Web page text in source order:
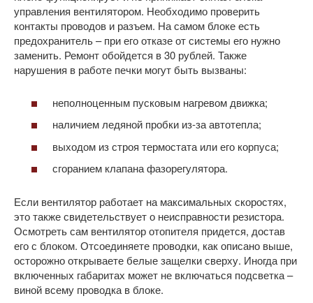
управления вентилятором. Необходимо проверить
контакты проводов и разъем. На самом блоке есть
предохранитель – при его отказе от системы его нужно
заменить. Ремонт обойдется в 30 рублей. Также
нарушения в работе печки могут быть вызваны:
неполноценным пусковым нагревом движка;
наличием ледяной пробки из-за автотепла;
выходом из строя термостата или его корпуса;
сгоранием клапана фазорегулятора.
Если вентилятор работает на максимальных скоростях,
это также свидетельствует о неисправности резистора.
Осмотреть сам вентилятор отопителя придется, достав
его с блоком. Отсоединяете проводки, как описано выше,
осторожно открываете белые защелки сверху. Иногда при
включенных габаритах может не включаться подсветка –
виной всему проводка в блоке.